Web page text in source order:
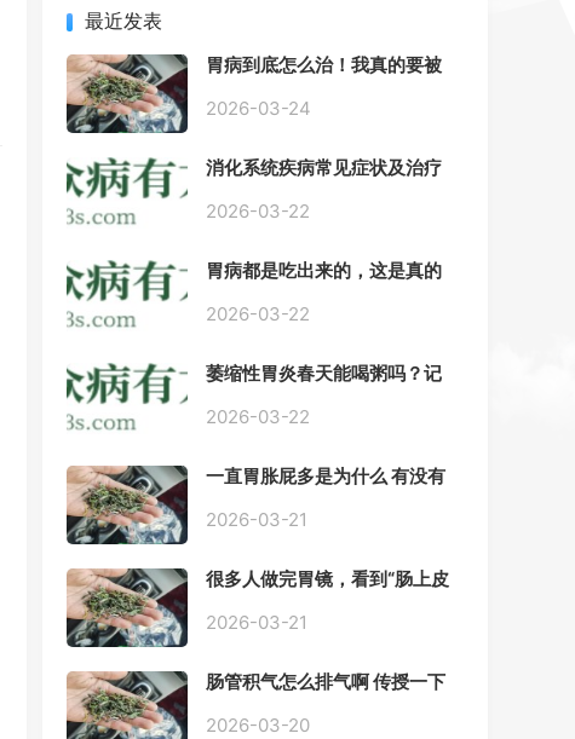
最近发表
胃病到底怎么治！我真的要被
2026-03-24
消化系统疾病常见症状及治疗
案
2026-03-22
胃病都是吃出来的，这是真的
2026-03-22
萎缩性胃炎春天能喝粥吗？记
2026-03-22
一直胃胀屁多是为什么 有没有
2026-03-21
很多人做完胃镜，看到“肠上皮
己上网查又吓睡不着，到底严
2026-03-21
肠管积气怎么排气啊 传授一下
2026-03-20